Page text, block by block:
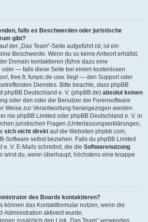
falls es Beschwerden oder juristische
gibt?
der „Das Team“-Seite aufgeführt ist, ist ein
Beschwerde. Wenn du so keine Antwort erhältst,
Domain kontaktieren (führe dazu eine
oder — falls diese Seite bei einem kostenlosen
free.fr, funpic.de usw. liegt — den Support oder
Dienstes. Bitte beachte, dass phpBB
phpBB Deutschland e. V. (phpBB.de) absolut keinen
oder den oder die Benutzer der Forensoftware
Weise zur Verantwortung herangezogen werden
nie phpBB Limited oder phpBB Deutschland e. V. in
juristischen Fragen (Unterlassungserklärungen,
sich nicht direkt auf die Websiten phpbb.com,
Software selbst beziehen. Falls du phpBB Limited
e. V. E-Mails schreibst, die die Softwarenutzung
wirst du, wenn überhaupt, höchstens eine knappe
des Boards kontaktieren?
können das Kontaktformular nutzen, wenn die
Administration aktiviert wurde.
zusätzlich den Link „Das Team“ verwenden.